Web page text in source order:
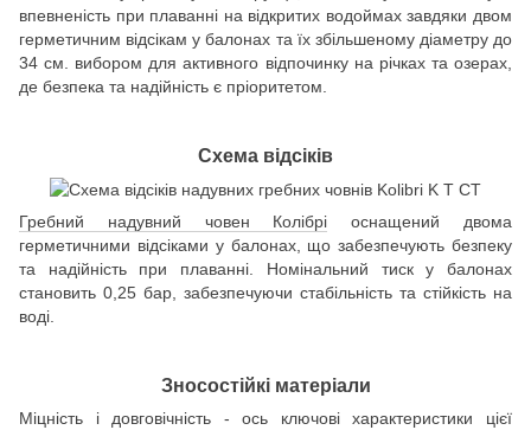
впевненість при плаванні на відкритих водоймах завдяки двом
герметичним відсікам у балонах та їх збільшеному діаметру до
34 см. вибором для активного відпочинку на річках та озерах,
де безпека та надійність є пріоритетом.
Схема відсіків
Гребний надувний човен Колібрі оснащений двома
герметичними відсіками у балонах, що забезпечують безпеку
та надійність при плаванні. Номінальний тиск у балонах
становить 0,25 бар, забезпечуючи стабільність та стійкість на
воді.
Зносостійкі матеріали
Міцність і довговічність - ось ключові характеристики цієї